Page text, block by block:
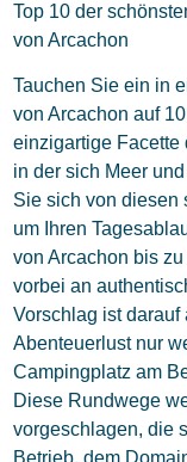
Top 10 der
von Arcachon
Tauchen Sie ein in
von Arcachon auf
einzigartige Facette
in der sich Meer
Sie sich von diesen
um Ihren
von Arcachon bis
vorbei an
Vorschlag ist darauf
Abenteuerlust nur
Campingplatz am
Diese Rundwege
vorgeschlagen, die
Betrieb, dem